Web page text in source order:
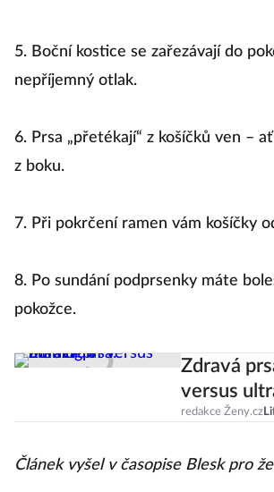
5. Boční kostice se zařezávají do
nepříjemný otlak.
6. Prsa „přetékají“ z košíčků ven –
z boku.
7. Při pokrčení ramen vám košíčky
8. Po sundání podprsenky máte
pokožce.
Zdravá
versus
redakce Ženy.cz
Článek vyšel v časopise Blesk pro